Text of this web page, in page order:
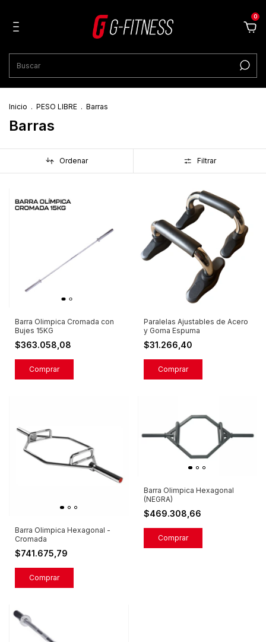
0
Inicio . PESO LIBRE . Barras
Barras
Ordenar Filtrar
Barra Olimpica Cromada con
Bujes 15KG
$363.058,08
Paralelas Ajustables de Acero
y Goma Espuma
$31.266,40
Barra Olimpica Hexagonal -
Cromada
$741.675,79
Barra Olimpica Hexagonal
(NEGRA)
$469.308,66